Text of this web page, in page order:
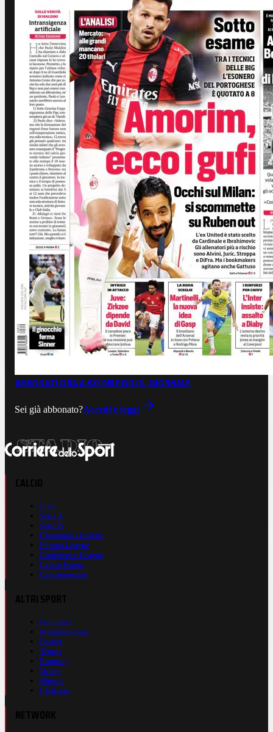
ABBONATI ORA A €0,99LEGGI IL GIORNALE
Sei già abbonato?Accedi e leggi
Live
Serie A
Serie B
Champions League
Europa League
Conference League
Calcio Estero
Calciomercato
Formula 1
Motomondiale
Basket
Tennis
Running
Volley
eSports
Ciclismo